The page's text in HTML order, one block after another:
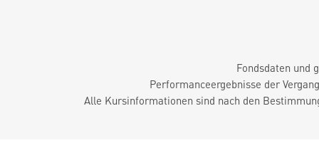
Fondsdaten und
Performanceergebnisse der
Alle Kursinformationen sind nach den